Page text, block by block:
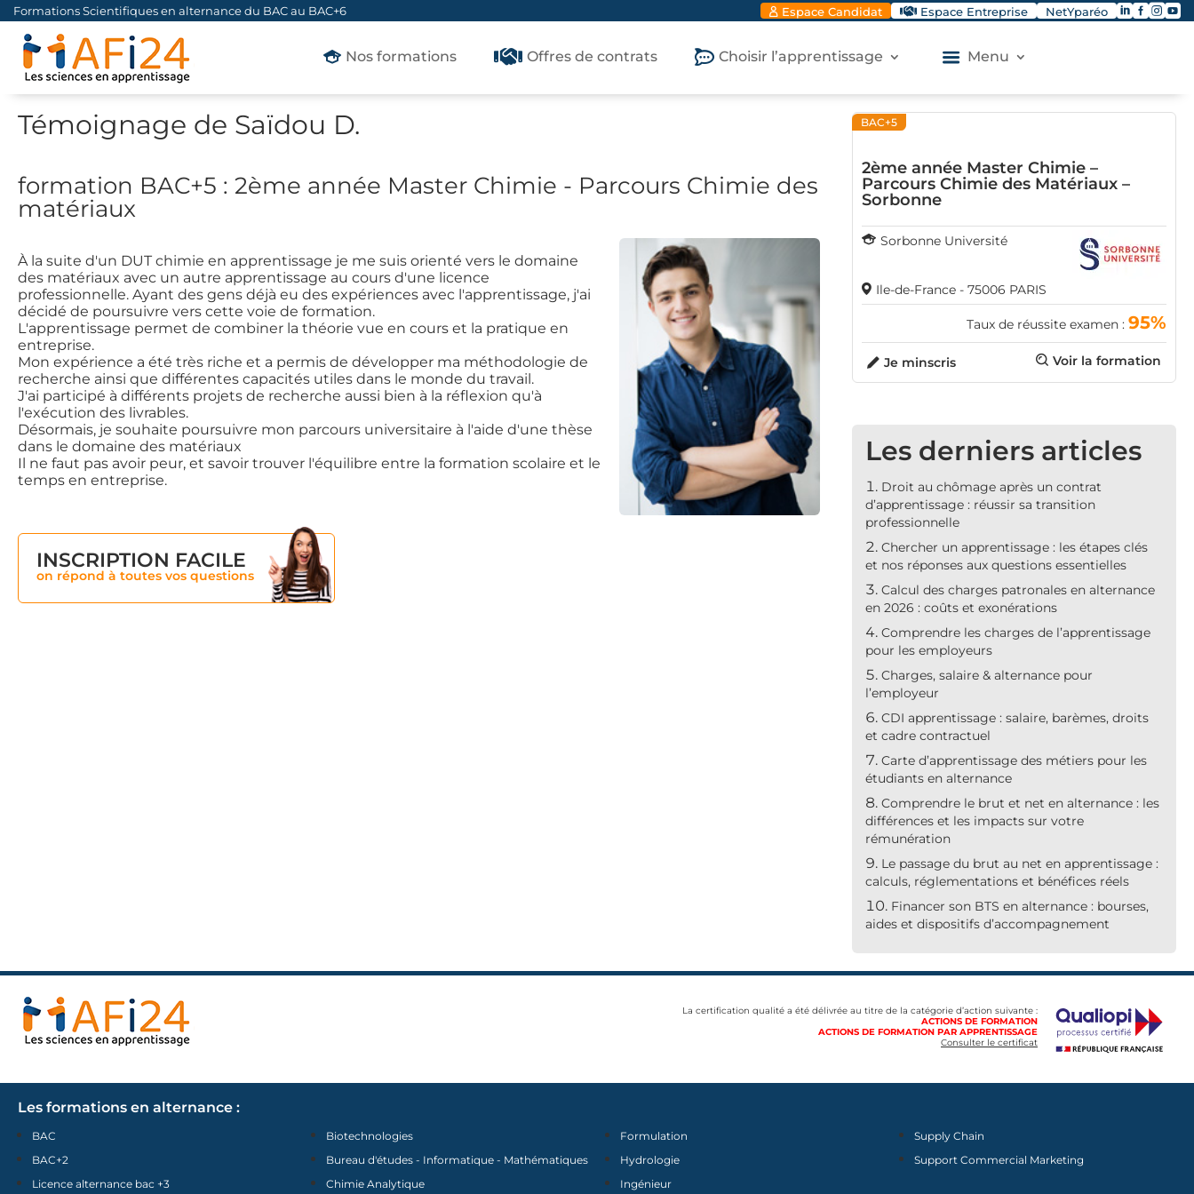
Formations Scientifiques en alternance du BAC au BAC+6 Espace Candidat Espace Entreprise NetYparéo 
Nos formations Offres de contrats Choisir l’apprentissage Menu
Témoignage de Saïdou D.
formation BAC+5 : 2ème année Master Chimie - Parcours Chimie des
matériaux
À la suite d'un DUT chimie en apprentissage je me suis orienté vers le domaine
des matériaux avec un autre apprentissage au cours d'une licence
professionnelle. Ayant des gens déjà eu des expériences avec l'apprentissage, j'ai
décidé de poursuivre vers cette voie de formation.
L'apprentissage permet de combiner la théorie vue en cours et la pratique en
entreprise.
Mon expérience a été très riche et a permis de développer ma méthodologie de
recherche ainsi que différentes capacités utiles dans le monde du travail.
J'ai participé à différents projets de recherche aussi bien à la réflexion qu'à
l'exécution des livrables.
Désormais, je souhaite poursuivre mon parcours universitaire à l'aide d'une thèse
dans le domaine des matériaux
Il ne faut pas avoir peur, et savoir trouver l'équilibre entre la formation scolaire et le
temps en entreprise.
INSCRIPTION FACILE
on répond à toutes vos questions
BAC+5
2ème année Master Chimie –
Parcours Chimie des Matériaux –
Sorbonne
Sorbonne Université
Ile-de-France - 75006 PARIS
Taux de réussite examen : 95%
Voir la formation
Je minscris
Les derniers articles
Droit au chômage après un contrat
d’apprentissage : réussir sa transition
professionnelle
Chercher un apprentissage : les étapes clés
et nos réponses aux questions essentielles
Calcul des charges patronales en alternance
en 2026 : coûts et exonérations
Comprendre les charges de l’apprentissage
pour les employeurs
Charges, salaire & alternance pour
l’employeur
CDI apprentissage : salaire, barèmes, droits
et cadre contractuel
Carte d’apprentissage des métiers pour les
étudiants en alternance
Comprendre le brut et net en alternance : les
différences et les impacts sur votre
rémunération
Le passage du brut au net en apprentissage :
calculs, réglementations et bénéfices réels
Financer son BTS en alternance : bourses,
aides et dispositifs d’accompagnement
La certification qualité a été délivrée au titre de la catégorie d’action suivante :
ACTIONS DE FORMATION
ACTIONS DE FORMATION PAR APPRENTISSAGE
Consulter le certificat
Les formations en alternance :
BAC
BAC+2
Licence alternance bac +3
Biotechnologies
Bureau d'études - Informatique - Mathématiques
Chimie Analytique
Formulation
Hydrologie
Ingénieur
Supply Chain
Support Commercial Marketing